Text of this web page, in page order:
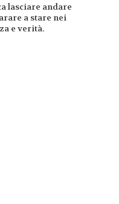
lasciare andare
a stare nei
e verità.